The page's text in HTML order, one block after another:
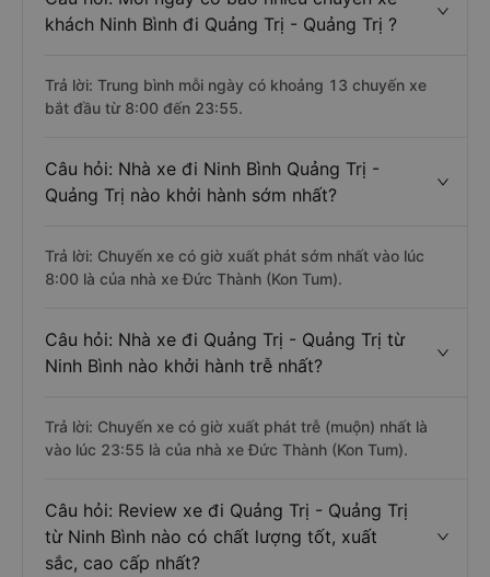
khách Ninh Bình đi Quảng Trị - Quảng Trị ?
Trả lời: Trung bình mỗi ngày có khoảng 13 chuyến xe
bắt đầu từ 8:00 đến 23:55.
Câu hỏi: Nhà xe đi Ninh Bình Quảng Trị -
Quảng Trị nào khởi hành sớm nhất?
Trả lời: Chuyến xe có giờ xuất phát sớm nhất vào lúc
8:00 là của nhà xe Đức Thành (Kon Tum).
Câu hỏi: Nhà xe đi Quảng Trị - Quảng Trị từ
Ninh Bình nào khởi hành trễ nhất?
Trả lời: Chuyến xe có giờ xuất phát trễ (muộn) nhất là
vào lúc 23:55 là của nhà xe Đức Thành (Kon Tum).
Câu hỏi: Review xe đi Quảng Trị - Quảng Trị
từ Ninh Bình nào có chất lượng tốt, xuất
sắc, cao cấp nhất?